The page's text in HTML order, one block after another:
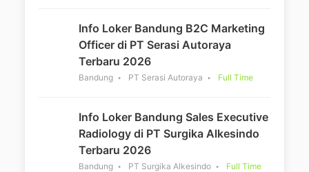
Info Loker Bandung B2C Marketing
Officer di PT Serasi Autoraya
Terbaru 2026
Bandung PT Serasi Autoraya Full Time
Info Loker Bandung Sales Executive
Radiology di PT Surgika Alkesindo
Terbaru 2026
Bandung PT Surgika Alkesindo Full Time